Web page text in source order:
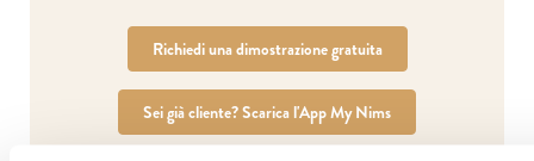
Richiedi una dimostrazione gratuita
Sei già cliente? Scarica l'App My Nims